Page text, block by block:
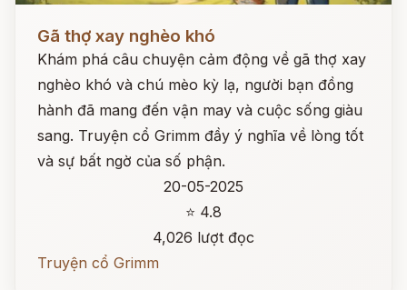
Gã thợ xay nghèo khó
Khám phá câu chuyện cảm động về gã thợ xay
nghèo khó và chú mèo kỳ lạ, người bạn đồng
hành đã mang đến vận may và cuộc sống giàu
sang. Truyện cổ Grimm đầy ý nghĩa về lòng tốt
và sự bất ngờ của số phận.
20-05-2025
⭐ 4.8
4,026 lượt đọc
Truyện cổ Grimm